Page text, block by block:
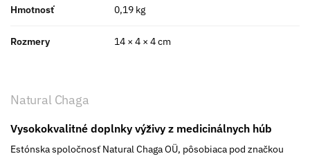
Hmotnosť 0,19 kg
Rozmery 14 × 4 × 4 cm
Natural Chaga
Vysokokvalitné doplnky výživy z medicinálnych húb
Estónska spoločnosť Natural Chaga OÜ, pôsobiaca pod značkou